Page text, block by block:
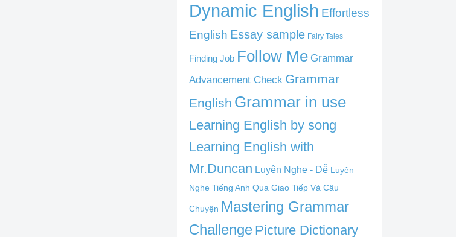
Dynamic English Effortless
English Essay sample Fairy Tales
Finding Job Follow Me Grammar
Advancement Check Grammar
English Grammar in use
Learning English by song
Learning English with
Mr.Duncan Luyện Nghe - Dễ Luyện
Nghe Tiếng Anh Qua Giao Tiếp Và Câu
Chuyện Mastering Grammar
Challenge Picture Dictionary